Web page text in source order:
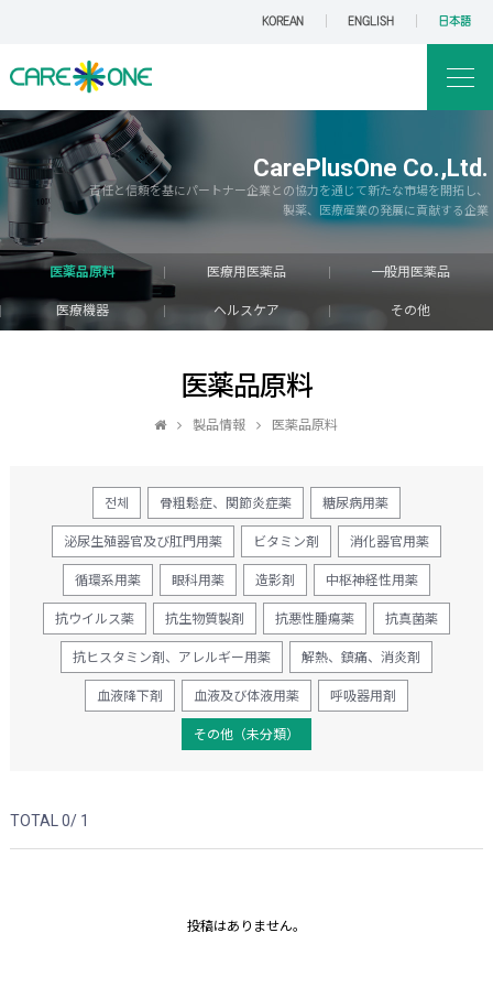
KOREAN ENGLISH 日本語
CarePlusOne Co.,Ltd.
責任と信頼を基にパートナー企業との協力を通じて新たな市場を開拓し、
製薬、医療産業の発展に貢献する企業
医薬品原料 医療用医薬品 一般用医薬品
医療機器 ヘルスケア その他
医薬品原料
製品情報 医薬品原料
전체 骨粗鬆症、関節炎症薬 糖尿病用薬
泌尿生殖器官及び肛門用薬 ビタミン剤 消化器官用薬
循環系用薬 眼科用薬 造影剤 中枢神経性用薬
抗ウイルス薬 抗生物質製剤 抗悪性腫瘍薬 抗真菌薬
抗ヒスタミン剤、アレルギー用薬 解熱、鎮痛、消炎剤
血液降下剤 血液及び体液用薬 呼吸器用剤
その他（未分類）
TOTAL 0/1
投稿はありません。